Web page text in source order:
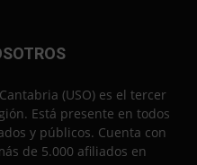
(USO) es el tercer
Está presente en todos
y públicos. Cuenta con
de 5.000 afiliados en